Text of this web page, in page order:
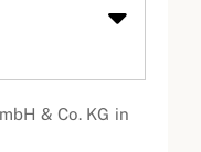
& Co. KG in